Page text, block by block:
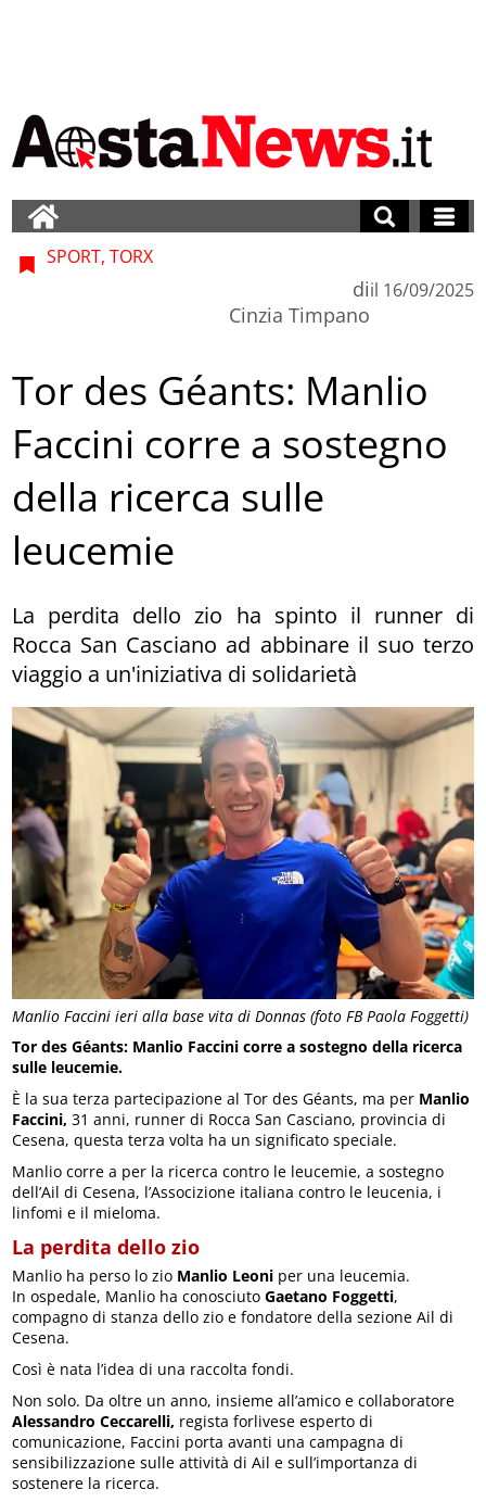
Manlio Faccini ieri alla base vita di Donnas (foto FB Paola Foggetti)
SPORT, TORX
di
Cinzia Timpano
il 16/09/2025
Tor des Géants: Manlio
Faccini corre a sostegno
della ricerca sulle
leucemie
La perdita dello zio ha spinto il runner di
Rocca San Casciano ad abbinare il suo terzo
viaggio a un'iniziativa di solidarietà
Tor des Géants: Manlio Faccini corre a sostegno della ricerca
sulle leucemie.
È la sua terza partecipazione al Tor des Géants, ma per Manlio
Faccini, 31 anni, runner di Rocca San Casciano, provincia di
Cesena, questa terza volta ha un significato speciale.
Manlio corre a per la ricerca contro le leucemie, a sostegno
dell’Ail di Cesena, l’Associzione italiana contro le leucenia, i
linfomi e il mieloma.
La perdita dello zio
Manlio ha perso lo zio Manlio Leoni per una leucemia.
In ospedale, Manlio ha conosciutoGaetano Foggetti,
compagno di stanza dello zio e fondatore della sezione Ail di
Cesena.
Così è nata l’idea di una raccolta fondi.
Non solo. Da oltre un anno, insieme all’amico e collaboratore
Alessandro Ceccarelli, regista forlivese esperto di
comunicazione, Faccini porta avanti una campagna di
sensibilizzazione sulle attività di Ail e sull’importanza di
sostenere la ricerca.